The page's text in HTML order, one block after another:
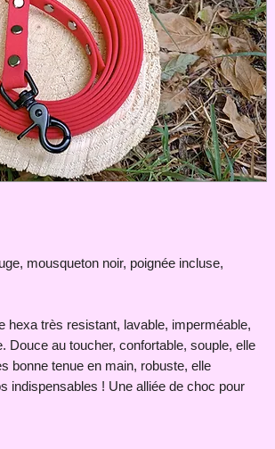
mousqueton noir, poignée incluse,
hexa très resistant, lavable, imperméable,
Douce au toucher, confortable, souple, elle
bonne tenue en main, robuste, elle
indispensables ! Une alliée de choc pour